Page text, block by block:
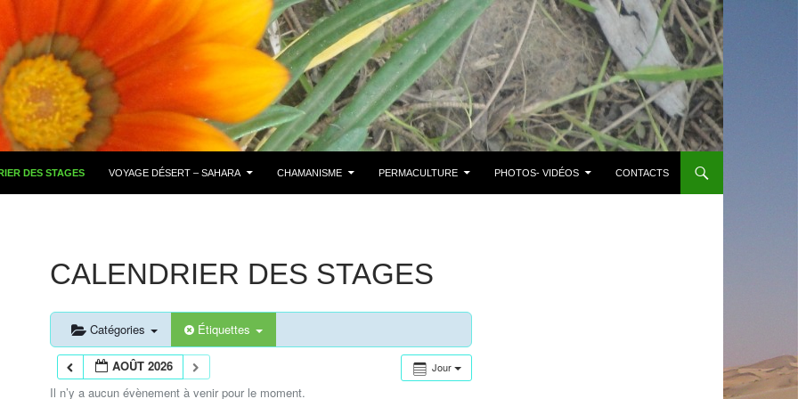
DES STAGES VOYAGE DÉSERT – SAHARA CHAMANISME PERMACULTURE PHOTOS- VIDÉOS CONTACTS
CALENDRIER DES STAGES
Catégories Étiquettes
Jour
AOÛT 2026
Il n’y a aucun évènement à venir pour le moment.